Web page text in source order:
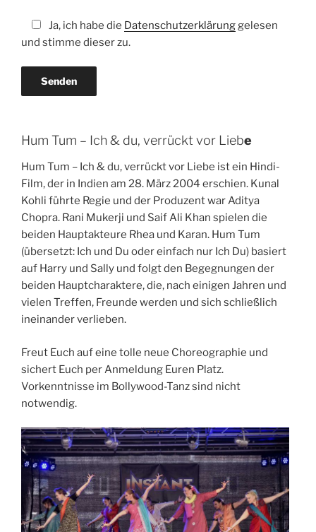
Ja, ich habe die Datenschutzerklärunggelesen
und stimme dieser zu.
Hum Tum – Ich & du, verrückt vor Liebe
Hum Tum – Ich & du, verrückt vor Liebe ist ein Hindi-
Film, der in Indien am 28. März 2004 erschien. Kunal
Kohli führte Regie und der Produzent war Aditya
Chopra. Rani Mukerji und Saif Ali Khan spielen die
beiden Hauptakteure Rhea und Karan. Hum Tum
(übersetzt: Ich und Du oder einfach nur Ich Du) basiert
auf Harry und Sally und folgt den Begegnungen der
beiden Hauptcharaktere, die, nach einigen Jahren und
vielen Treffen, Freunde werden und sich schließlich
ineinander verlieben.
Freut Euch auf eine tolle neue Choreographie und
sichert Euch per Anmeldung Euren Platz.
Vorkenntnisse im Bollywood-Tanz sind nicht
notwendig.